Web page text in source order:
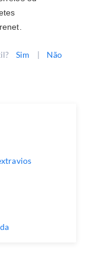
Sim | Não